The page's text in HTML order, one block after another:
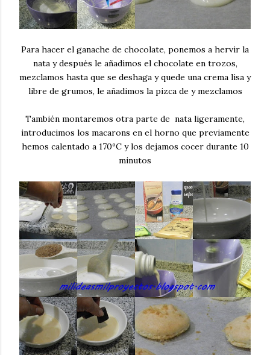
Para hacer el ganache de chocolate, ponemos a hervir la
nata y después le añadimos el chocolate en trozos,
mezclamos hasta que se deshaga y quede una crema lisa y
libre de grumos, le añadimos la pizca de y mezclamos
También montaremos otra parte de nata ligeramente,
introducimos los macarons en el horno que previamente
hemos calentado a 170ºC y los dejamos cocer durante 10
minutos